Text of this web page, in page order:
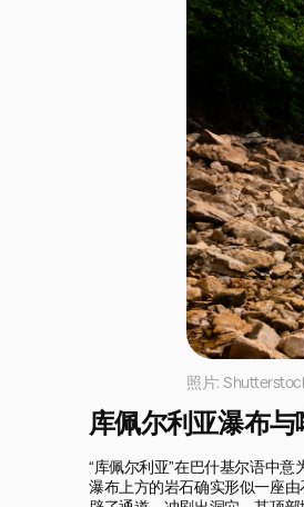
照片:
库佩尔利亚瀑布
“库佩尔利亚”在巴什基尔语中意
瀑布上方的岩石确实形似一座